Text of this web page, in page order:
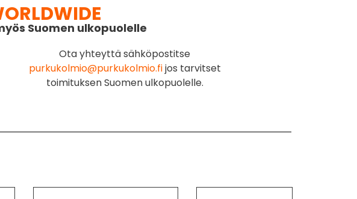
Suomen ulkopuolelle
Ota yhteyttä sähköpostitse
purkukolmio@purkukolmio.fijos tarvitset
toimituksen Suomen ulkopuolelle.